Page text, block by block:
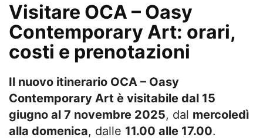
Visitare OCA – Oasy
Contemporary Art: orari,
costi e prenotazioni
Il nuovo itinerario OCA – Oasy
Contemporary Art è visitabile dal 15
giugno al 7 novembre 2025, dal mercoledì
alla domenica, dalle 11.00 alle 17.00.